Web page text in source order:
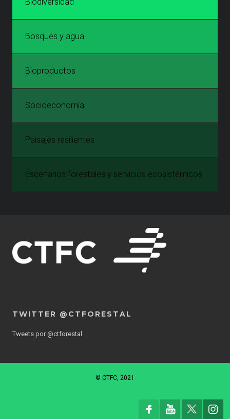
Bosques y agua
Bioproductos
Socioeconomía
Paisajes resilientes
Escenarios forestales y servicios ecosistémicos
TWITTER @CTFORESTAL
Tweets por @ctforestal
© CTFC, 2021